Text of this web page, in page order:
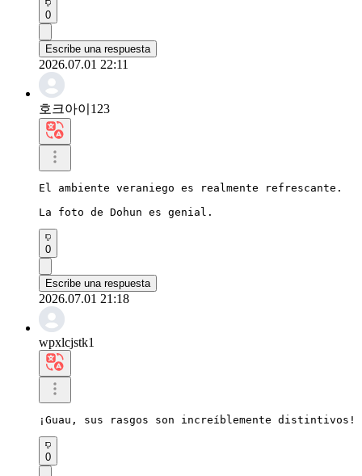
0
Escribe una respuesta
2026.07.01 22:11
호크아이123
El ambiente veraniego es realmente refrescante.
La foto de Dohun es genial.
0
Escribe una respuesta
2026.07.01 21:18
wpxlcjstk1
¡Guau, sus rasgos son increíblemente distintivos!
0